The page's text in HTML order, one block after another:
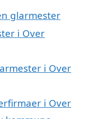
glarmester
i Over
i Over
i Over